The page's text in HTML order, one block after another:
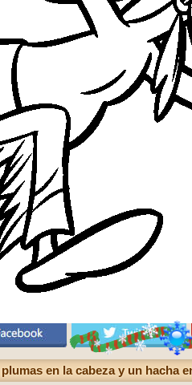
en la cabeza y un hacha